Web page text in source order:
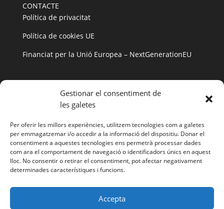
Gestionar el consentiment de
les galetes
Per oferir les millors experiències, utilitzem tecnologies com a galetes
per emmagatzemar i/o accedir a la informació del dispositiu. Donar el
consentiment a aquestes tecnologies ens permetrà processar dades
com ara el comportament de navegació o identificadors únics en aquest
lloc. No consentir o retirar el consentiment, pot afectar negativament
determinades característiques i funcions.
Accepta
CONTACTE
Política de privacitat
Política de cookies UE
Financiat per la Unió Europea – NextGenerationEU